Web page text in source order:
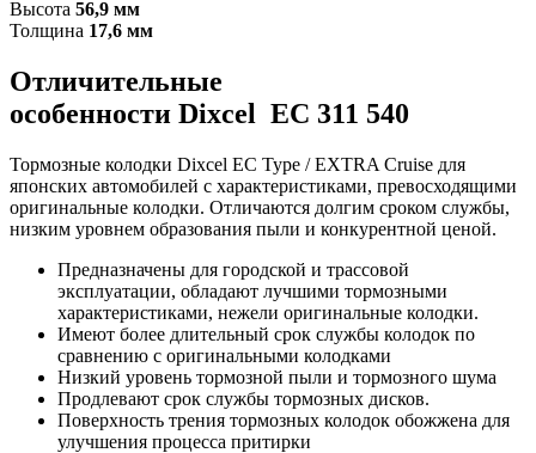
Высота 56,9 мм
Толщина 17,6 мм
Отличительные
особенности Dixcel EC 311 540
Тормозные колодки Dixcel EC Type / EXTRA Cruise для
японских автомобилей с характеристиками, превосходящими
оригинальные колодки. Отличаются долгим сроком службы,
низким уровнем образования пыли и конкурентной ценой.
Предназначены для городской и трассовой
эксплуатации, обладают лучшими тормозными
характеристиками, нежели оригинальные колодки.
Имеют более длительный срок службы колодок по
сравнению с оригинальными колодками
Низкий уровень тормозной пыли и тормозного шума
Продлевают срок службы тормозных дисков.
Поверхность трения тормозных колодок обожжена для
улучшения процесса притирки